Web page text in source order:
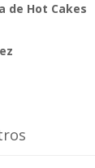
de Hot Cakes